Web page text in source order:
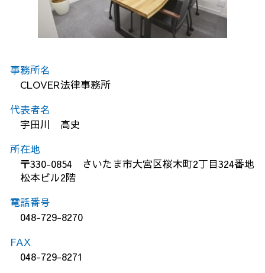
事務所名
CLOVER法律事務所
代表者名
宇田川 高史
所在地
〒330-0854 さいたま市大宮区桜木町2丁目324番地
松本ビル2階
電話番号
048-729-8270
FAX
048-729-8271